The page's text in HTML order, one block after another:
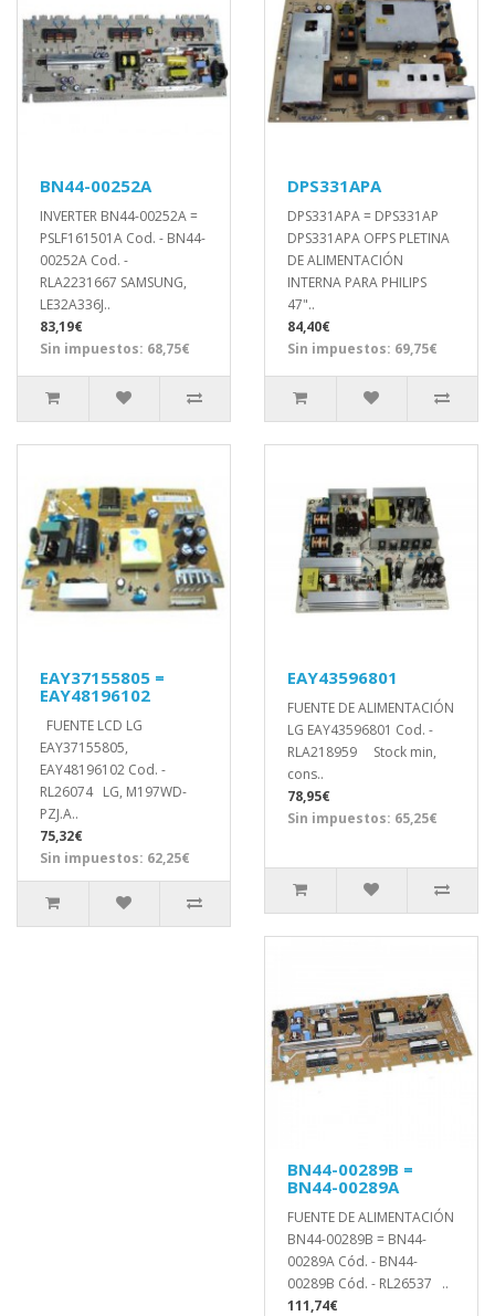
BN44-00252A
INVERTER BN44-00252A =
PSLF161501A Cod. - BN44-
00252A Cod. -
RLA2231667 SAMSUNG,
LE32A336J..
83,19€
Sin impuestos: 68,75€
DPS331APA
DPS331APA = DPS331AP
DPS331APA OFPS PLETINA
DE ALIMENTACIÓN
INTERNA PARA PHILIPS
47"..
84,40€
Sin impuestos: 69,75€
EAY37155805 =
EAY48196102
FUENTE LCD LG
EAY37155805,
EAY48196102 Cod. -
RL26074 LG, M197WD-
PZJ.A..
75,32€
Sin impuestos: 62,25€
EAY43596801
FUENTE DE ALIMENTACIÓN
LG EAY43596801 Cod. -
RLA218959 Stock min,
cons..
78,95€
Sin impuestos: 65,25€
BN44-00289B =
BN44-00289A
FUENTE DE ALIMENTACIÓN
BN44-00289B = BN44-
00289A Cód. - BN44-
00289B Cód. - RL26537 ..
111,74€